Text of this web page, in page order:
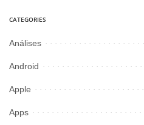
CATEGORIES
Análises
Android
Apple
Apps